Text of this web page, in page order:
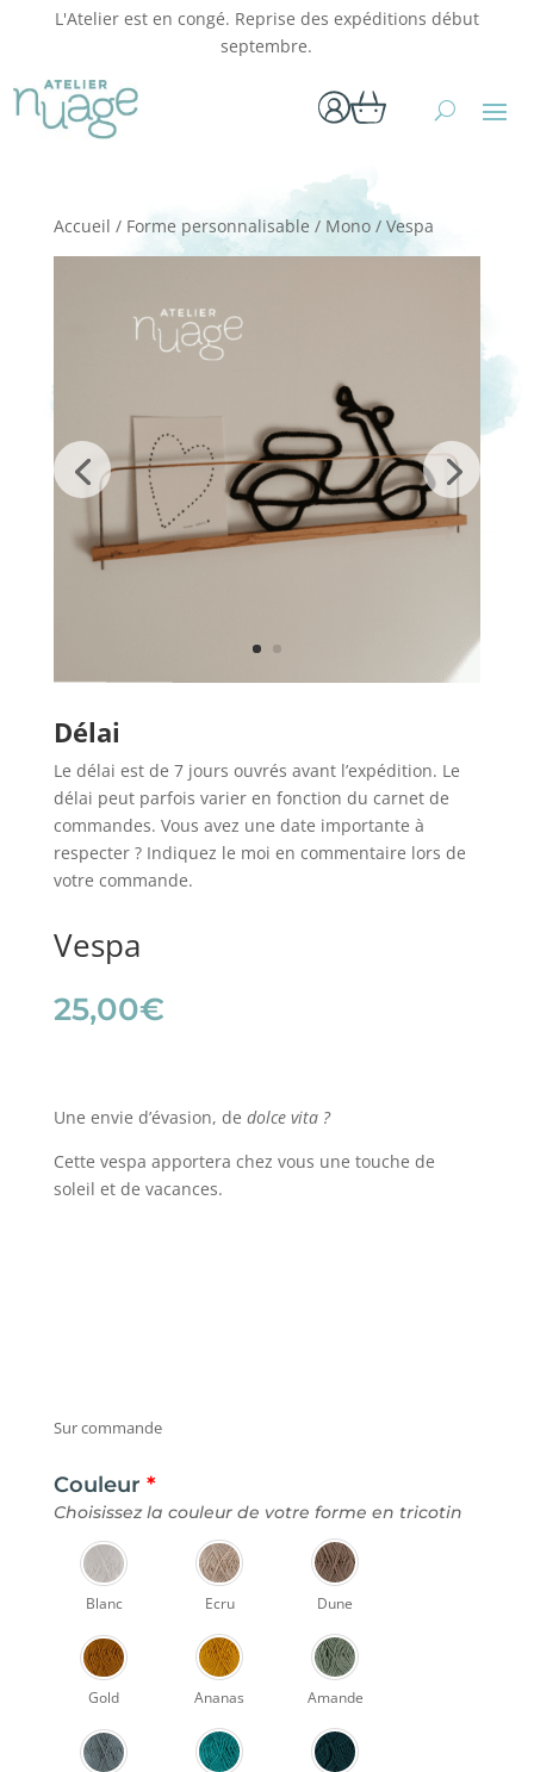
L'Atelier est en congé. Reprise des expéditions début
septembre.
Accueil / Forme personnalisable / Mono/ Vespa
Délai
Le délai est de 7 jours ouvrés avant l’expédition. Le
délai peut parfois varier en fonction du carnet de
commandes. Vous avez une date importante à
respecter ? Indiquez le moi en commentaire lors de
votre commande.
Vespa
25,00€
Une envie d’évasion, de dolce vita ?
Cette vespa apportera chez vous une touche de
soleil et de vacances.
Sur commande
Couleur *
Choisissez la couleur de votre forme en tricotin
Blanc Ecru Dune
Gold Ananas Amande